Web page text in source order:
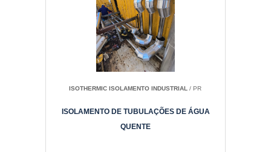
ISOTHERMIC ISOLAMENTO INDUSTRIAL / PR
ISOLAMENTO DE TUBULAÇÕES DE ÁGUA
QUENTE